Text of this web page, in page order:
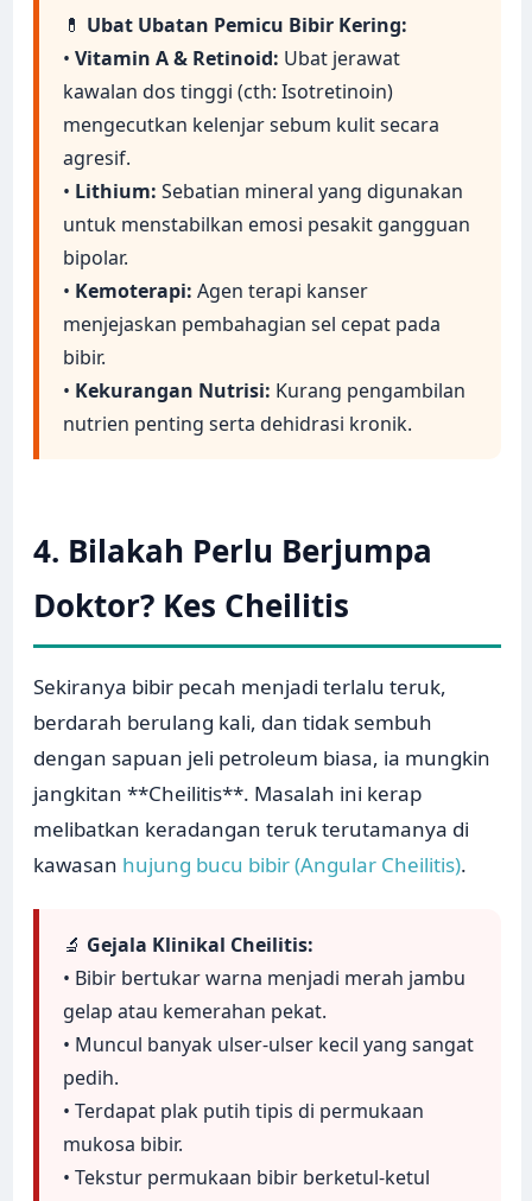
💊 Ubat Ubatan Pemicu Bibir Kering:
•Vitamin A & Retinoid: Ubat jerawat
kawalan dos tinggi (cth: Isotretinoin)
mengecutkan kelenjar sebum kulit secara
agresif.
• Lithium: Sebatian mineral yang digunakan
untuk menstabilkan emosi pesakit gangguan
bipolar.
• Kemoterapi: Agen terapi kanser
menjejaskan pembahagian sel cepat pada
bibir.
• Kekurangan Nutrisi: Kurang pengambilan
nutrien penting serta dehidrasi kronik.
4. Bilakah Perlu Berjumpa
Doktor? Kes Cheilitis
Sekiranya bibir pecah menjadi terlalu teruk,
berdarah berulang kali, dan tidak sembuh
dengan sapuan jeli petroleum biasa, ia mungkin
jangkitan **Cheilitis**. Masalah ini kerap
melibatkan keradangan teruk terutamanya di
kawasan hujung bucu bibir (Angular Cheilitis).
🔬 Gejala Klinikal Cheilitis:
• Bibir bertukar warna menjadi merah jambu
gelap atau kemerahan pekat.
• Muncul banyak ulser-ulser kecil yang sangat
pedih.
• Terdapat plak putih tipis di permukaan
mukosa bibir.
• Tekstur permukaan bibir berketul-ketul